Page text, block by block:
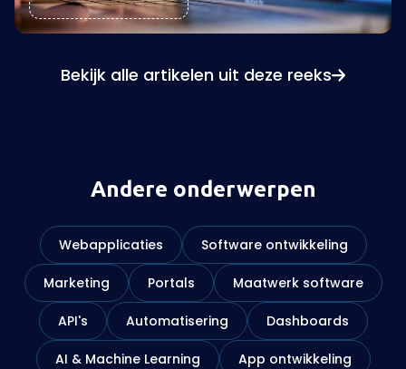
Bekijk alle artikelen uit deze reeks
Andere onderwerpen
Webapplicaties Software ontwikkeling
Marketing Portals Maatwerk software
API's Automatisering Dashboards
AI & Machine Learning App ontwikkeling